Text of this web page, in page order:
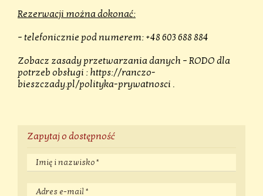
Rezerwacji można dokonać:
– telefonicznie pod numerem: +48 603 688 884
Zobacz zasady przetwarzania danych – RODO dla
potrzeb obsługi : https://ranczo-
bieszczady.pl/polityka-prywatnosci .
Zapytaj o dostępność